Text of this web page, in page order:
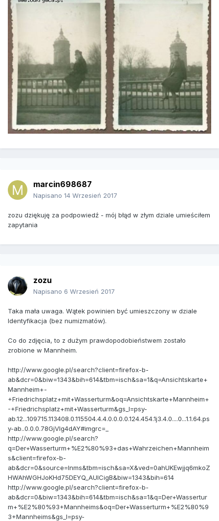
marcin698687
Napisano 14 Wrzesień 2017
zozu dziękuję za podpowiedź - mój błąd w złym dziale umieściłem
zapytania
zozu
Napisano 6 Wrzesień 2017
Taka mała uwaga. Wątek powinien być umieszczony w dziale
Identyfikacja (bez numizmatów).
Co do zdjęcia, to z dużym prawdopodobieństwem zostało
zrobione w Mannheim.
http://www.google.pl/search?client=firefox-b-
ab&dcr=0&biw=1343&bih=614&tbm=isch&sa=1&q=Ansichtskarte+
Mannheim+-
+Friedrichsplatz+mit+Wasserturm&oq=Ansichtskarte+Mannheim+
-+Friedrichsplatz+mit+Wasserturm&gs_l=psy-
ab.12...109715.113408.0.115504.4.4.0.0.0.0.124.454.1j3.4.0....0...1.1.64.ps
y-ab..0.0.0.78GjVIg4dAY#imgrc=_
http://www.google.pl/search?
q=Der+Wasserturm+%E2%80%93+das+Wahrzeichen+Mannheim
s&client=firefox-b-
ab&dcr=0&source=lnms&tbm=isch&sa=X&ved=0ahUKEwjjq6mkoZ
HWAhWGHJoKHd75DEYQ_AUICigB&biw=1343&bih=614
http://www.google.pl/search?client=firefox-b-
ab&dcr=0&biw=1343&bih=614&tbm=isch&sa=1&q=Der+Wassertur
m+%E2%80%93+Mannheims&oq=Der+Wasserturm+%E2%80%9
3+Mannheims&gs_l=psy-